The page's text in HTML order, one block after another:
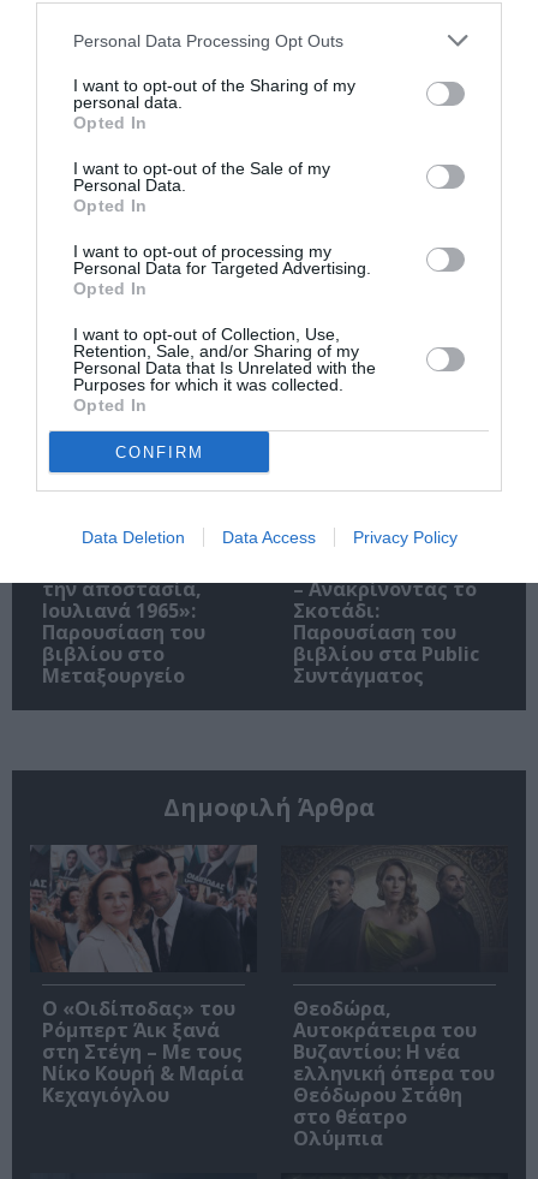
Personal Data Processing Opt Outs
I want to opt-out of the Sharing of my
personal data.
Opted In
I want to opt-out of the Sale of my
Personal Data.
Opted In
I want to opt-out of processing my
Personal Data for Targeted Advertising.
Opted In
I want to opt-out of Collection, Use,
Retention, Sale, and/or Sharing of my
Personal Data that Is Unrelated with the
Purposes for which it was collected.
Opted In
CONFIRM
Data Deletion Data Access Privacy Policy
Σχετικά Άρθρα
Η μακρά λίστα με
τις υποψηφιότητες
για το Βραβείο
Booker 2026
2026 στο Ναύπλιο
την αποστασία,
Ιουλιανά 1965»:
Παρουσίαση του
βιβλίου στο
Μεταξουργείο
– Ανακρίνοντας το
Σκοτάδι:
Παρουσίαση του
βιβλίου στα Public
Συντάγματος
Δημοφιλή Άρθρα
O «Οιδίποδας» του
Ρόμπερτ Άικ ξανά
στη Στέγη – Με τους
Νίκο Κουρή & Μαρία
Κεχαγιόγλου
Θεοδώρα,
Αυτοκράτειρα του
Βυζαντίου: Η νέα
ελληνική όπερα του
Θεόδωρου Στάθη
στο θέατρο
Ολύμπια